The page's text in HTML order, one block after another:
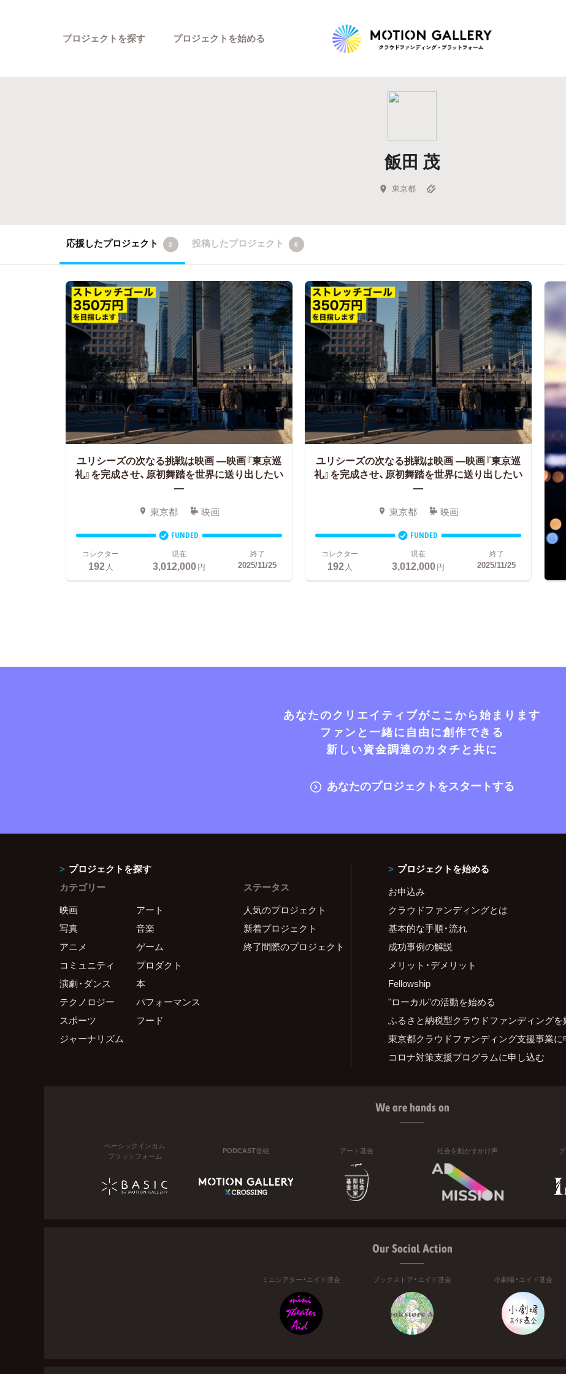
プロジェクトを探す
Highlight
Feature
キュレーターから探す
プロジェクトを始める
飯田 茂
東京都
応援したプロジェクト 2 投稿したプロジェクト 0
ユリシーズの次なる挑戦は映画 ―映画『東京巡
礼』を完成させ、原初舞踏を世界に送り出したい
―
東京都 映画
FUNDED
コレクター
192人
現在
3,012,000円
終了
2025/11/25
ユリシーズの次なる挑戦は映画 ―映画『東京巡
礼』を完成させ、原初舞踏を世界に送り出したい
―
東京都 映画
FUNDED
コレクター
192人
現在
3,012,000円
終了
2025/11/25
あなたのクリエイティブがここから始まります
ファンと一緒に自由に創作できる
新しい資金調達のカタチと共に
あなたのプロジェクトをスタートする
プロジェクトを探す
カテゴリー
映画
アート
写真
音楽
アニメ
ゲーム
コミュニティ
プロダクト
演劇・ダンス
本
テクノロジー
パフォーマンス
スポーツ
フード
ジャーナリズム
ステータス
人気のプロジェクト
新着プロジェクト
終了間際のプロジェクト
プロジェクトを始める
お申込み
クラウドファンディングとは
基本的な手順・流れ
成功事例の解説
メリット・デメリット
Fellowship
"ローカル"の活動を始める
ふるさと納税型クラウドファンディングを
東京都クラウドファンディング支援事業に
コロナ対策支援プログラムに申し込む
We are hands on
ベーシックインカム
プラットフォーム
PODCAST番組 アート基金 社会を動かすかけ声
Our Social Action
ミニシアター・エイド基金 ブックストア・エイド基金 小劇場・エイド基金